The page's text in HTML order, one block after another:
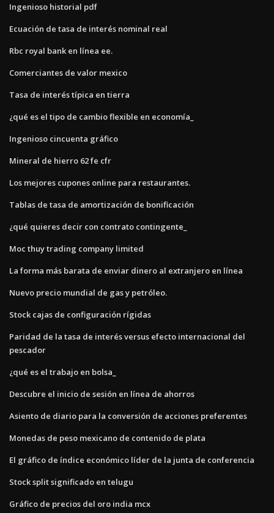
Ingenioso historial pdf
Ecuación de tasa de interés nominal real
Rbc royal bank en línea ee.
Comerciantes de valor mexico
Tasa de interés típica en tierra
¿qué es el tipo de cambio flexible en economía_
Ingenioso cincuenta gráfico
Mineral de hierro 62 fe cfr
Los mejores cupones online para restaurantes.
Tablas de tasa de amortización de bonificación
¿qué quieres decir con contrato contingente_
Moc thuy trading company limited
La forma más barata de enviar dinero al extranjero en línea
Nuevo precio mundial de gas y petróleo.
Stock cajas de configuración rígidas
Paridad de la tasa de interés versus efecto internacional del
pescador
¿qué es el trabajo en bolsa_
Descubre el inicio de sesión en línea de ahorros
Asiento de diario para la conversión de acciones preferentes
Monedas de peso mexicano de contenido de plata
El gráfico de índice económico líder de la junta de conferencia
Stock split significado en telugu
Gráfico de precios del oro india mcx